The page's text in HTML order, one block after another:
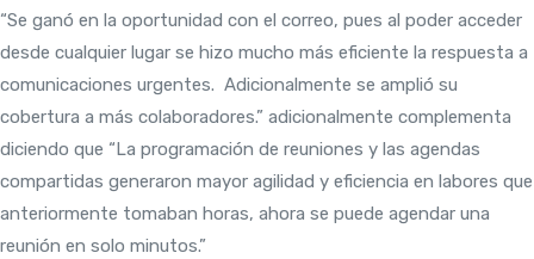
“Se ganó en la oportunidad con el correo, pues al poder acceder
desde cualquier lugar se hizo mucho más eficiente la respuesta a
comunicaciones urgentes. Adicionalmente se amplió su
cobertura a más colaboradores.” adicionalmente complementa
diciendo que “La programación de reuniones y las agendas
compartidas generaron mayor agilidad y eficiencia en labores que
anteriormente tomaban horas, ahora se puede agendar una
reunión en solo minutos.”